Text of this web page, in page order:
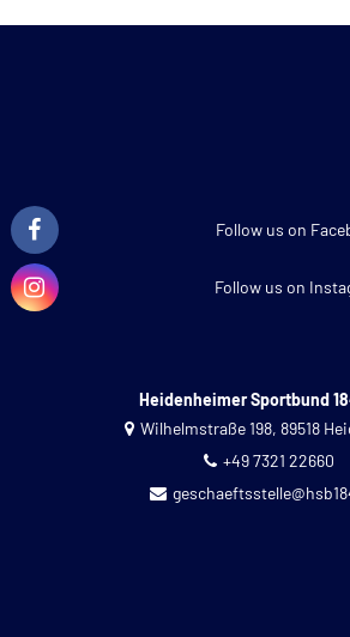
Follow us on
Follow us on
Heidenheimer Sportbund
Wilhelmstraße 198, 89518
+49 7321 22660